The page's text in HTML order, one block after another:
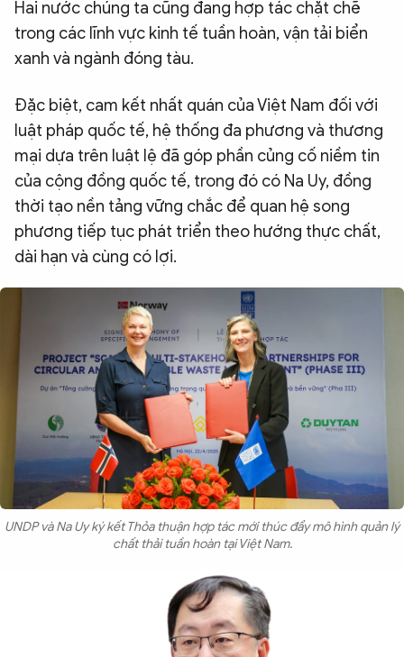
Hai nước chúng ta cũng đang hợp tác chặt chẽ
trong các lĩnh vực kinh tế tuần hoàn, vận tải biển
xanh và ngành đóng tàu.
Đặc biệt, cam kết nhất quán của Việt Nam đối với
luật pháp quốc tế, hệ thống đa phương và thương
mại dựa trên luật lệ đã góp phần củng cố niềm tin
của cộng đồng quốc tế, trong đó có Na Uy, đồng
thời tạo nền tảng vững chắc để quan hệ song
phương tiếp tục phát triển theo hướng thực chất,
dài hạn và cùng có lợi.
UNDP và Na Uy ký kết Thỏa thuận hợp tác mới thúc đẩy mô hình quản lý
chất thải tuần hoàn tại Việt Nam.